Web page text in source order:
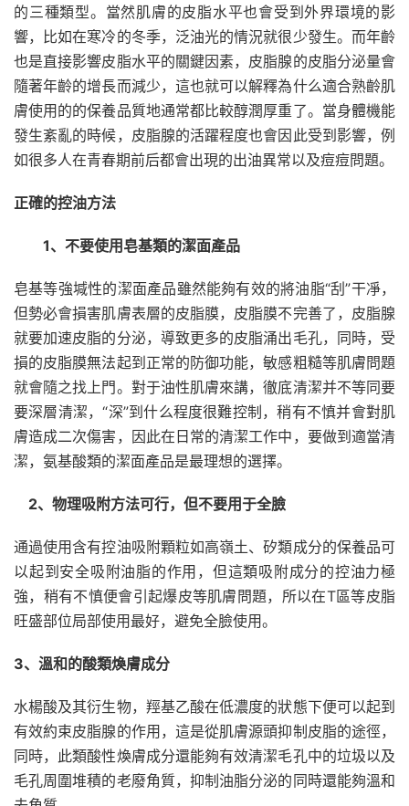
的三種類型。當然肌膚的皮脂水平也會受到外界環境的影
響，比如在寒冷的冬季，泛油光的情況就很少發生。而年齡
也是直接影響皮脂水平的關鍵因素，皮脂腺的皮脂分泌量會
隨著年齡的增長而減少，這也就可以解釋為什么適合熟齡肌
膚使用的的保養品質地通常都比較醇潤厚重了。當身體機能
發生紊亂的時候，皮脂腺的活躍程度也會因此受到影響，例
如很多人在青春期前后都會出現的出油異常以及痘痘問題。
正確的控油方法
1、不要使用皂基類的潔面產品
皂基等強堿性的潔面產品雖然能夠有效的將油脂“刮”干凈，
但勢必會損害肌膚表層的皮脂膜，皮脂膜不完善了，皮脂腺
就要加速皮脂的分泌，導致更多的皮脂涌出毛孔，同時，受
損的皮脂膜無法起到正常的防御功能，敏感粗糙等肌膚問題
就會隨之找上門。對于油性肌膚來講，徹底清潔并不等同要
要深層清潔，“深”到什么程度很難控制，稍有不慎并會對肌
膚造成二次傷害，因此在日常的清潔工作中，要做到適當清
潔，氨基酸類的潔面產品是最理想的選擇。
2、物理吸附方法可行，但不要用于全臉
通過使用含有控油吸附顆粒如高嶺土、矽類成分的保養品可
以起到安全吸附油脂的作用，但這類吸附成分的控油力極
強，稍有不慎便會引起爆皮等肌膚問題，所以在T區等皮脂
旺盛部位局部使用最好，避免全臉使用。
3、溫和的酸類煥膚成分
水楊酸及其衍生物，羥基乙酸在低濃度的狀態下便可以起到
有效約束皮脂腺的作用，這是從肌膚源頭抑制皮脂的途徑，
同時，此類酸性煥膚成分還能夠有效清潔毛孔中的垃圾以及
毛孔周圍堆積的老廢角質，抑制油脂分泌的同時還能夠溫和